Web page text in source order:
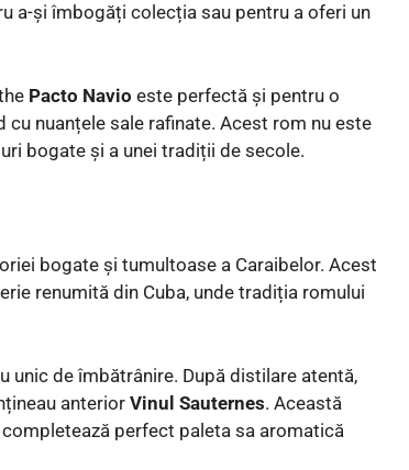
a-și îmbogăți colecția sau pentru a oferi un
Pacto Navio este perfectă și pentru o
nuanțele sale rafinate. Acest rom nu este
bogate și a unei tradiții de secole.
bogate și tumultoase a Caraibelor. Acest
renumită din Cuba, unde tradiția romului
unic de îmbătrânire. După distilare atentă,
anterior Vinul Sauternes. Această
perfect paleta sa aromatică